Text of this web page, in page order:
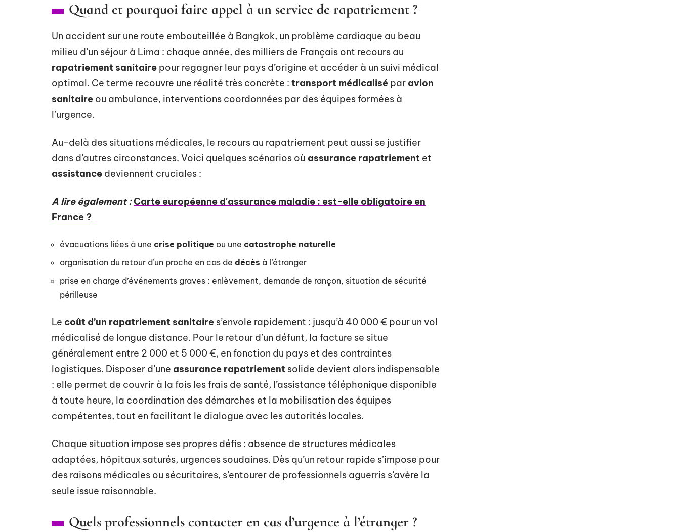
Quand et pourquoi faire appel à un service de rapatriement ?
Un accident sur une route embouteillée à Bangkok, un problème cardiaque au beau
milieu d’un séjour à Lima : chaque année, des milliers de Français ont recours au
rapatriement sanitaire pour regagner leur pays d’origine et accéder à un suivi médical
optimal. Ce terme recouvre une réalité très concrète : transport médicalisé par avion
sanitaire ou ambulance, interventions coordonnées par des équipes formées à
l’urgence.
Au-delà des situations médicales, le recours au rapatriement peut aussi se justifier
dans d’autres circonstances. Voici quelques scénarios où assurance rapatriement et
assistance deviennent cruciales :
A lire également :Carte européenne d'assurance maladie : est-elle obligatoire en
France ?
évacuations liées à une crise politique ou une catastrophe naturelle
organisation du retour d’un proche en cas de décès à l’étranger
prise en charge d’événements graves : enlèvement, demande de rançon, situation de sécurité
périlleuse
Le coût d’un rapatriement sanitaire s’envole rapidement : jusqu’à 40 000 € pour un vol
médicalisé de longue distance. Pour le retour d’un défunt, la facture se situe
généralement entre 2 000 et 5 000 €, en fonction du pays et des contraintes
logistiques. Disposer d’une assurance rapatriement solide devient alors indispensable
: elle permet de couvrir à la fois les frais de santé, l’assistance téléphonique disponible
à toute heure, la coordination des démarches et la mobilisation des équipes
compétentes, tout en facilitant le dialogue avec les autorités locales.
Chaque situation impose ses propres défis : absence de structures médicales
adaptées, hôpitaux saturés, urgences soudaines. Dès qu’un retour rapide s’impose pour
des raisons médicales ou sécuritaires, s’entourer de professionnels aguerris s’avère la
seule issue raisonnable.
Quels professionnels contacter en cas d’urgence à l’étranger ?